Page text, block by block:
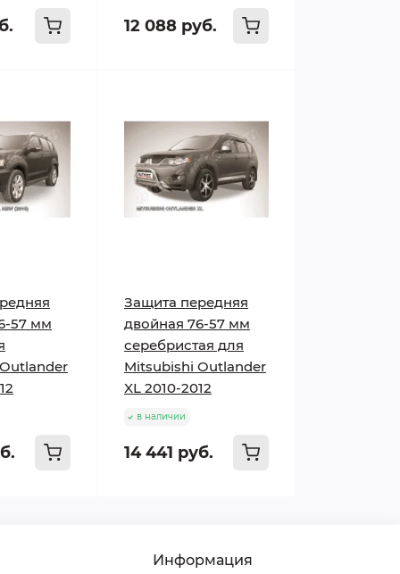
12 088 руб.
57 мм
Защита передняя
двойная 76-57 мм
серебристая для
Mitsubishi Outlander
XL 2010-2012
в наличии
14 441 руб.
Информация